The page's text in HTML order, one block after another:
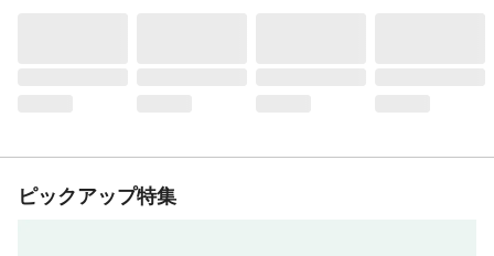
ピックアップ特集